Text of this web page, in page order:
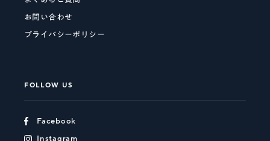
お問い合わせ
プライバシーポリシー
FOLLOW US
Facebook
Instagram